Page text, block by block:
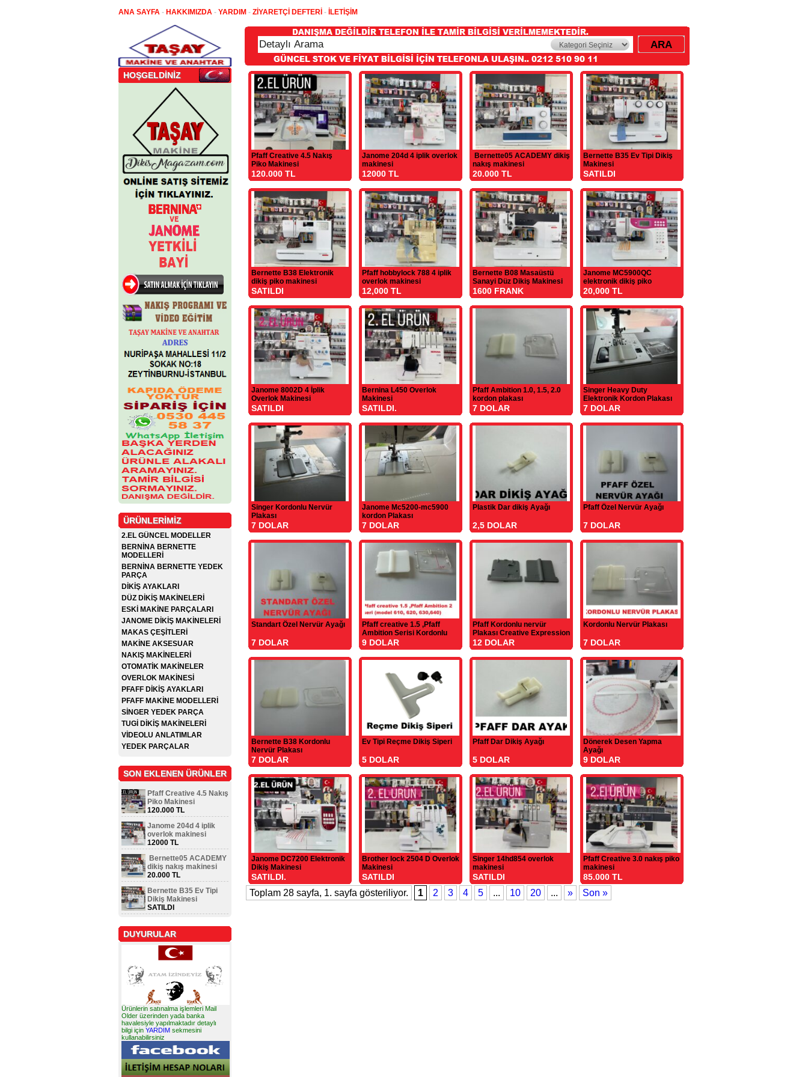
ANA SAYFA - HAKKIMIZDA - YARDIM - ZİYARETÇİ DEFTERİ - İLETİŞİM
HOŞGELDİNİZ
ÜRÜNLERİMİZ
2.EL GÜNCEL MODELLER
BERNİNA BERNETTE
MODELLERİ
BERNİNA BERNETTE YEDEK
PARÇA
DİKİŞ AYAKLARI
DÜZ DİKİŞ MAKİNELERİ
ESKİ MAKİNE PARÇALARI
JANOME DİKİŞ MAKİNELERİ
MAKAS ÇEŞİTLERİ
MAKİNE AKSESUAR
NAKIŞ MAKİNELERİ
OTOMATİK MAKİNELER
OVERLOK MAKİNESİ
PFAFF DİKİŞ AYAKLARI
PFAFF MAKİNE MODELLERİ
SİNGER YEDEK PARÇA
TUGİ DİKİŞ MAKİNELERİ
VİDEOLU ANLATIMLAR
YEDEK PARÇALAR
SON EKLENEN ÜRÜNLER
Pfaff Creative 4.5 Nakış
Piko Makinesi
120.000 TL
Janome 204d 4 iplik
overlok makinesi
12000 TL
Bernette05 ACADEMY
dikiş nakış makinesi
20.000 TL
Bernette B35 Ev Tipi
Dikiş Makinesi
SATILDI
DUYURULAR
Ürünlerin satınalma işlemleri Mail
Older üzerinden yada banka
havalesiyle yapılmaktadır detaylı
bilgi için YARDIM sekmesini
kullanabilirsiniz
Pfaff Creative 4.5 Nakış
Piko Makinesi
120.000 TL
Janome 204d 4 iplik overlok
makinesi
12000 TL
Bernette05 ACADEMY dikiş
nakış makinesi
20.000 TL
Bernette B35 Ev Tipi Dikiş
Makinesi
SATILDI
Bernette B38 Elektronik
dikiş piko makinesi
SATILDI
Pfaff hobbylock 788 4 iplik
overlok makinesi
12,000 TL
Bernette B08 Masaüstü
Sanayi Düz Dikiş Makinesi
1600 FRANK
Janome MC5900QC
elektronik dikiş piko
makinesi
20,000 TL
Janome 8002D 4 İplik
Overlok Makinesi
SATILDI
Bernina L450 Overlok
Makinesi
SATILDI.
Pfaff Ambition 1.0, 1.5, 2.0
kordon plakası
7 DOLAR
Singer Heavy Duty
Elektronik Kordon Plakası
7 DOLAR
Singer Kordonlu Nervür
Plakası
7 DOLAR
Janome Mc5200-mc5900
kordon Plakası
7 DOLAR
Plastik Dar dikiş Ayağı
2,5 DOLAR
Pfaff Özel Nervür Ayağı
7 DOLAR
Standart Özel Nervür Ayağı
7 DOLAR
Pfaff creative 1.5 ,Pfaff
Ambition Serisi Kordonlu
Plaka
9 DOLAR
Pfaff Kordonlu nervür
Plakası Creative Expression
12 DOLAR
Kordonlu Nervür Plakası
7 DOLAR
Bernette B38 Kordonlu
Nervür Plakası
7 DOLAR
Ev Tipi Reçme Dikiş Siperi
5 DOLAR
Pfaff Dar Dikiş Ayağı
5 DOLAR
Dönerek Desen Yapma
Ayağı
9 DOLAR
Janome DC7200 Elektronik
Dikiş Makinesi
SATILDI.
Brother lock 2504 D Overlok
Makinesi
SATILDI
Singer 14hd854 overlok
makinesi
SATILDI
Pfaff Creative 3.0 nakış piko
makinesi
85.000 TL
Toplam 28 sayfa, 1. sayfa gösteriliyor. 1 2 3 4 5 ... 10 20 ... » Son »